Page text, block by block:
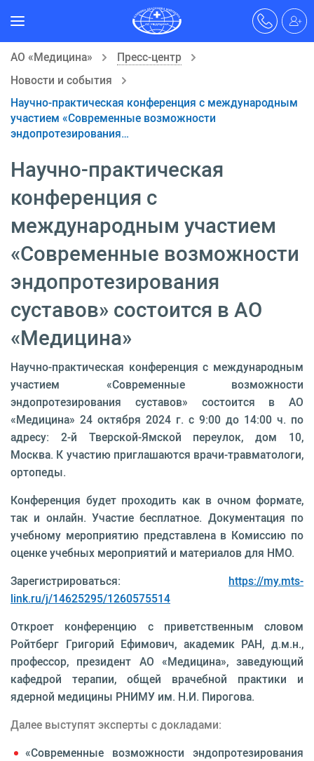
АО «Медицина»
Пресс-центр
Новости и события
Научно-практическая конференция с международным
участием «Современные возможности
эндопротезирования…
Научно-практическая
конференция с
международным участием
«Современные возможности
эндопротезирования
суставов» состоится в АО
«Медицина»
Научно-практическая конференция с международным
участием «Современные возможности
эндопротезирования суставов» состоится в АО
«Медицина» 24 октября 2024 г. с 9:00 до 14:00 ч. по
адресу: 2-й Тверской-Ямской переулок, дом 10,
Москва. К участию приглашаются врачи-травматологи,
ортопеды.
Конференция будет проходить как в очном формате,
так и онлайн. Участие бесплатное. Документация по
учебному мероприятию представлена в Комиссию по
оценке учебных мероприятий и материалов для НМО.
Зарегистрироваться: https://my.mts-
link.ru/j/14625295/1260575514
Откроет конференцию с приветственным словом
Ройтберг Григорий Ефимович, академик РАН, д.м.н.,
профессор, президент АО «Медицина», заведующий
кафедрой терапии, общей врачебной практики и
ядерной медицины РНИМУ им. Н.И. Пирогова.
Далее выступят эксперты с докладами:
«Современные возможности эндопротезирования